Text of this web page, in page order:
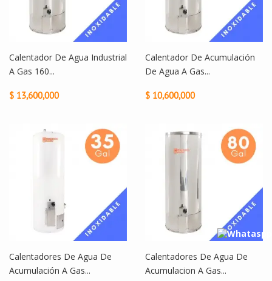
Calentador De Agua Industrial
A Gas 160...
$ 13,600,000
Calentador De Acumulación
De Agua A Gas...
$ 10,600,000
Calentadores De Agua De
Acumulación A Gas...
Calentadores De Agua De
Acumulacion A Gas...